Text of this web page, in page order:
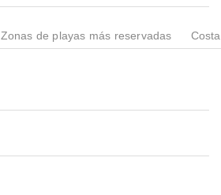
Zonas de playas más reservadas